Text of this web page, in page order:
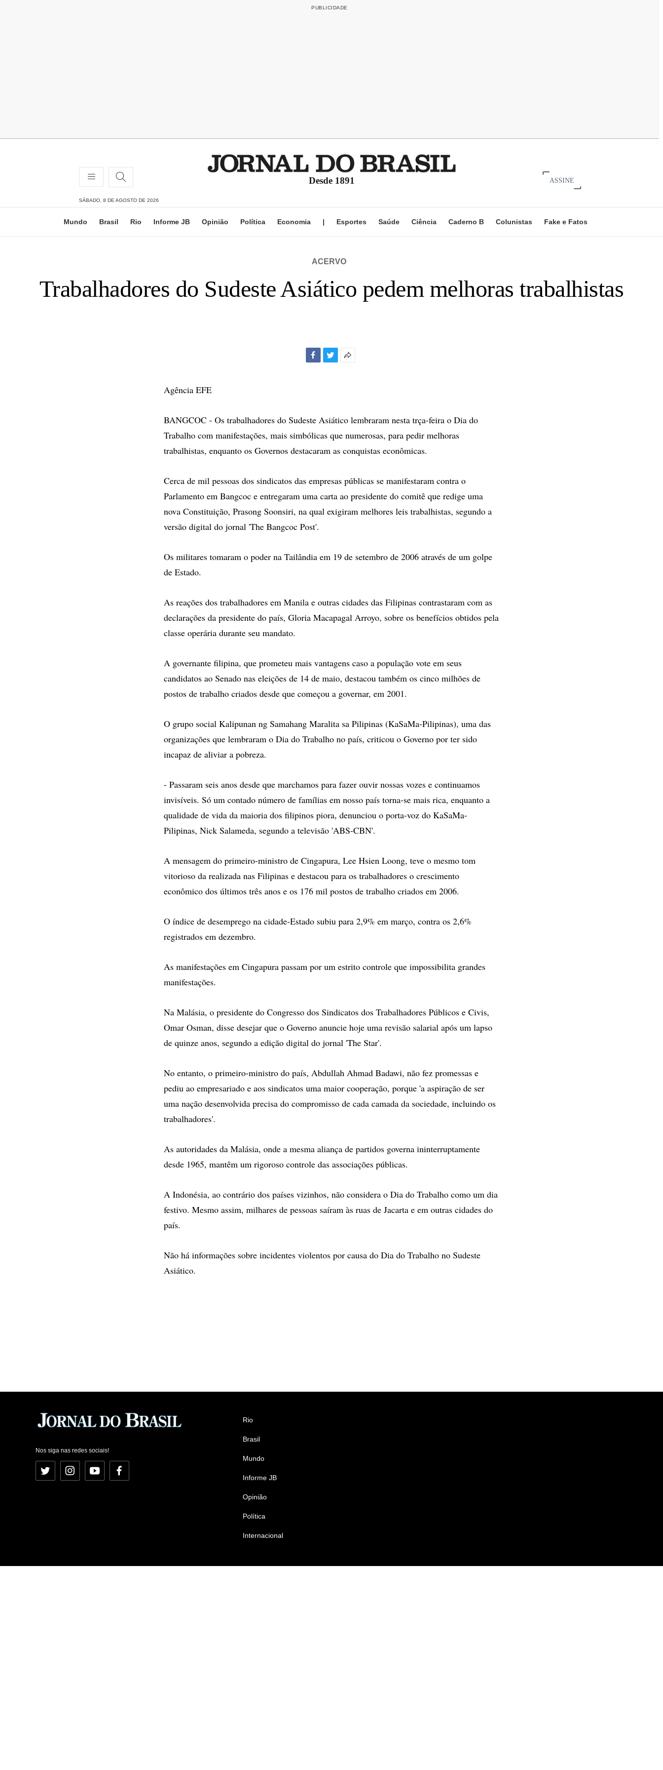
Desde 1891 ASSINE
SÁBADO, 8 DE AGOSTO DE 2026
Mundo Brasil Rio Informe JB Opinião Política Economia | Esportes Saúde Ciência Caderno B Colunistas Fake e Fatos
ACERVO
Trabalhadores do Sudeste Asiático pedem melhoras trabalhistas
Agência EFE
BANGCOC - Os trabalhadores do Sudeste Asiático lembraram nesta trça-feira o Dia do
Trabalho com manifestações, mais simbólicas que numerosas, para pedir melhoras
trabalhistas, enquanto os Governos destacaram as conquistas econômicas.
Cerca de mil pessoas dos sindicatos das empresas públicas se manifestaram contra o
Parlamento em Bangcoc e entregaram uma carta ao presidente do comitê que redige uma
nova Constituição, Prasong Soonsiri, na qual exigiram melhores leis trabalhistas, segundo a
versão digital do jornal 'The Bangcoc Post'.
Os militares tomaram o poder na Tailândia em 19 de setembro de 2006 através de um golpe
de Estado.
As reações dos trabalhadores em Manila e outras cidades das Filipinas contrastaram com as
declarações da presidente do país, Gloria Macapagal Arroyo, sobre os benefícios obtidos pela
classe operária durante seu mandato.
A governante filipina, que prometeu mais vantagens caso a população vote em seus
candidatos ao Senado nas eleições de 14 de maio, destacou também os cinco milhões de
postos de trabalho criados desde que começou a governar, em 2001.
O grupo social Kalipunan ng Samahang Maralita sa Pilipinas (KaSaMa-Pilipinas), uma das
organizações que lembraram o Dia do Trabalho no país, criticou o Governo por ter sido
incapaz de aliviar a pobreza.
- Passaram seis anos desde que marchamos para fazer ouvir nossas vozes e continuamos
invisíveis. Só um contado número de famílias em nosso país torna-se mais rica, enquanto a
qualidade de vida da maioria dos filipinos piora, denunciou o porta-voz do KaSaMa-
Pilipinas, Nick Salameda, segundo a televisão 'ABS-CBN'.
A mensagem do primeiro-ministro de Cingapura, Lee Hsien Loong, teve o mesmo tom
vitorioso da realizada nas Filipinas e destacou para os trabalhadores o crescimento
econômico dos últimos três anos e os 176 mil postos de trabalho criados em 2006.
O índice de desemprego na cidade-Estado subiu para 2,9% em março, contra os 2,6%
registrados em dezembro.
As manifestações em Cingapura passam por um estrito controle que impossibilita grandes
manifestações.
Na Malásia, o presidente do Congresso dos Sindicatos dos Trabalhadores Públicos e Civis,
Omar Osman, disse desejar que o Governo anuncie hoje uma revisão salarial após um lapso
de quinze anos, segundo a edição digital do jornal 'The Star'.
No entanto, o primeiro-ministro do país, Abdullah Ahmad Badawi, não fez promessas e
pediu ao empresariado e aos sindicatos uma maior cooperação, porque 'a aspiração de ser
uma nação desenvolvida precisa do compromisso de cada camada da sociedade, incluindo os
trabalhadores'.
As autoridades da Malásia, onde a mesma aliança de partidos governa ininterruptamente
desde 1965, mantêm um rigoroso controle das associações públicas.
A Indonésia, ao contrário dos países vizinhos, não considera o Dia do Trabalho como um dia
festivo. Mesmo assim, milhares de pessoas saíram às ruas de Jacarta e em outras cidades do
país.
Não há informações sobre incidentes violentos por causa do Dia do Trabalho no Sudeste
Asiático.
Nos siga nas redes sociais!
Twitter InstagramYouTubeFacebook
Rio
Brasil
Mundo
Informe JB
Opinião
Política
Internacional